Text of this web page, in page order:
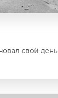
свой день